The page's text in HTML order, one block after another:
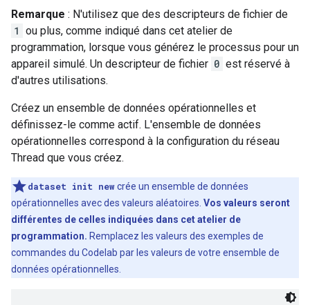
Remarque : N'utilisez que des descripteurs de fichier de
1 ou plus, comme indiqué dans cet atelier de
programmation, lorsque vous générez le processus pour un
appareil simulé. Un descripteur de fichier 0 est réservé à
d'autres utilisations.
Créez un ensemble de données opérationnelles et
définissez-le comme actif. L'ensemble de données
opérationnelles correspond à la configuration du réseau
Thread que vous créez.
dataset init newcrée un ensemble de données
opérationnelles avec des valeurs aléatoires. Vos valeurs seront
différentes de celles indiquées dans cet atelier de
programmation. Remplacez les valeurs des exemples de
commandes du Codelab par les valeurs de votre ensemble de
données opérationnelles.